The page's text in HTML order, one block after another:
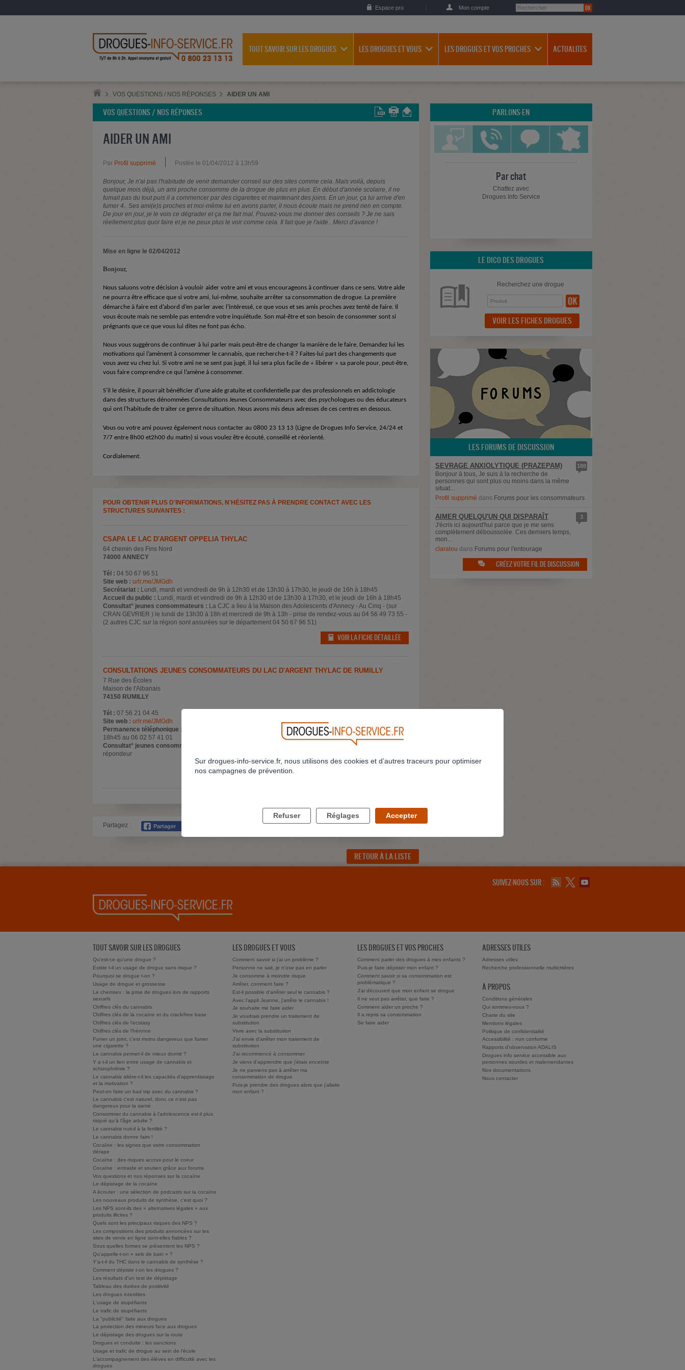
Espace pro Mon compte
TOUT SAVOIR SUR LES DROGUES LES DROGUES ET VOUS LES DROGUES ET VOS PROCHES ACTUALITES
VOS QUESTIONS / NOS RÉPONSES AIDER UN AMI
VOS QUESTIONS / NOS RÉPONSES
AIDER UN AMI
Par Profil supprimé Postée le 01/04/2012 à 13h59
Bonjour, Je n'ai pas l'habitude de venir demander conseil sur des sites comme cela. Mais voilà, depuis
quelque mois déjà, un ami proche consomme de la drogue de plus en plus. En début d'année scolaire, il ne
fumait pas du tout puis il a commencer par des cigarettes et maintenant des joins. En un jour, ça lui arrive d'en
fumer 4.. Ses ami(e)s proches et moi-même lui en avons parler, il nous écoute mais ne prend rien en compte.
De jour en jour, je le vois ce dégrader et ça me fait mal. Pouvez-vous me donner des conseils ? Je ne sais
réellement plus quoi faire et je ne peux plus le voir comme cela. Il fait que je l'aide.. Merci d'avance !
Mise en ligne le 02/04/2012
Bonjour,
Nous saluons votre décision à vouloir aider votre ami et vous encourageons à continuer dans ce sens. Votre aide
ne pourra être efficace que si votre ami, lui-même, souhaite arrêter sa consommation de drogue. La première
démarche à faire est d’abord d’en parler avec l’intéressé, ce que vous et ses amis proches avez tenté de faire. Il
vous écoute mais ne semble pas entendre votre inquiétude. Son mal-être et son besoin de consommer sont si
prégnants que ce que vous lui dites ne font pas écho.
Nous vous suggérons de continuer à lui parler mais peut-être de changer la manière de le faire. Demandez lui les
motivations qui l’amènent à consommer le cannabis, que recherche-t-il ? Faites-lui part des changements que
vous avez vu chez lui. Si votre ami ne se sent pas jugé, il lui sera plus facile de « libérer » sa parole pour, peut-être,
vous faire comprendre ce qui l’amène à consommer.
S’il le désire, il pourrait bénéficier d’une aide gratuite et confidentielle par des professionnels en addictologie
dans des structures dénommées Consultations Jeunes Consommateurs avec des psychologues ou des éducateurs
qui ont l'habitude de traiter ce genre de situation. Nous avons mis deux adresses de ces centres en dessous.
Vous ou votre ami pouvez également nous contacter au 0800 23 13 13 (Ligne de Drogues Info Service, 24/24 et
7/7 entre 8h00 et2h00 du matin) si vous voulez être écouté, conseillé et réorienté.
Cordialement.
POUR OBTENIR PLUS D'INFORMATIONS, N'HÉSITEZ PAS À PRENDRE CONTACT AVEC LES
STRUCTURES SUIVANTES :
CSAPA LE LAC D'ARGENT OPPELIA THYLAC
64 chemin des Fins Nord
74000 ANNECY
Tél : 04 50 67 96 51
Site web : urlr.me/JMGdh
Secrétariat : Lundi, mardi et vendredi de 9h à 12h30 et de 13h30 à 17h30, le jeudi de 16h à 18h45
Accueil du public : Lundi, mardi et vendredi de 9h à 12h30 et de 13h30 à 17h30, et le jeudi de 16h à 18h45
Consultat° jeunes consommateurs : La CJC a lieu à la Maison des Adolescents d'Annecy - Au Cinq - (sur
CRAN GEVRIER ) le lundi de 13h30 à 18h et mercredi de 9h à 13h - prise de rendez-vous au 04 56 49 73 55 -
(2 autres CJC sur la région sont assurées sur le département 04 50 67 96 51)
VOIR LA FICHE DÉTAILLÉE
CONSULTATIONS JEUNES CONSOMMATEURS DU LAC D'ARGENT THYLAC DE RUMILLY
7 Rue des Écoles
Maison de l'Albanais
74150 RUMILLY
Tél : 07 56 21 04 45
Site web : urlr.me/JMGdh
Permanence téléphonique :
Lundi, mardi et vendredi de 9h à 12h30 et de 13h30 à 17h30, le jeudi de 16h à
18h45 au 06 02 57 41 01
Consultat° jeunes consommateurs :
Le mardi de 10h à14h30 - Possibilité de laisser un message sur un
répondeur
Partagez :
RETOUR À LA LISTE
PARLONS-EN
Par chat
Chattez avec
Drogues Info Service
LE DICO DES DROGUES
Recherchez une drogue
VOIR LES FICHES DROGUES
LES FORUMS DE DISCUSSION
188
SEVRAGE ANXIOLYTIQUE (PRAZEPAM)
Bonjour à tous, Je suis à la recherche de
personnes qui sont plus ou moins dans la même
situat...
Profil supprimé dans Forums pour les consommateurs
3
AIMER QUELQU'UN QUI DISPARAÎT
J'écris ici aujourd'hui parce que je me sens
complètement déboussolée. Ces derniers temps,
mon...
claralou dans Forums pour l'entourage
 CRÉEZ VOTRE FIL DE DISCUSSION
SUIVEZ-NOUS SUR :
TOUT SAVOIR SUR LES DROGUES
Qu'est-ce qu'une drogue ?
Existe t-il un usage de drogue sans risque ?
Pourquoi se drogue t-on ?
Usage de drogue et grossesse
Le chemsex : la prise de drogues lors de rapports
sexuels
Chiffres clés du cannabis
Chiffres clés de la cocaïne et du crack/free base
Chiffres clés de l'ecstasy
Chiffres clés de l'héroïne
Fumer un joint, c’est moins dangereux que fumer
une cigarette ?
Le cannabis permet-il de mieux dormir ?
Y a t-il un lien entre usage de cannabis et
schizophrénie ?
Le cannabis altère-t-il les capacités d'apprentissage
et la motivation ?
Peut-on faire un bad trip avec du cannabis ?
Le cannabis c'est naturel, donc ce n'est pas
dangereux pour la santé
Consommer du cannabis à l’adolescence est-il plus
risqué qu’à l’âge adulte ?
Le cannabis nuit-il à la fertilité ?
Le cannabis donne faim !
Cocaïne : les signes que votre consommation
dérape
Cocaïne : des risques accrus pour le coeur
Cocaïne : entraide et soutien grâce aux forums
Vos questions et nos réponses sur la cocaïne
Le dépistage de la cocaïne
A écouter : une sélection de podcasts sur la cocaïne
Les nouveaux produits de synthèse, c’est quoi ?
Les NPS sont-ils des « alternatives légales » aux
produits illicites ?
Quels sont les principaux risques des NPS ?
Les compositions des produits annoncées sur les
sites de vente en ligne sont-elles fiables ?
Sous quelles formes se présentent les NPS ?
Qu’appelle-t-on « sels de bain » ?
Y’a-t-il du THC dans le cannabis de synthèse ?
Comment dépiste t-on les drogues ?
Les résultats d'un test de dépistage
Tableau des durées de positivité
Les drogues interdites
L'usage de stupéfiants
Le trafic de stupéfiants
La "publicité" faite aux drogues
La protection des mineurs face aux drogues
Le dépistage des drogues sur la route
Drogues et conduite : les sanctions
Usage et trafic de drogue au sein de l'école
L'accompagnement des élèves en difficulté avec les
drogues
LES DROGUES ET VOUS
Comment savoir si j'ai un problème ?
Personne ne sait, je n'ose pas en parler
Je consomme à moindre risque
Arrêter, comment faire ?
Est-il possible d'arrêter seul le cannabis ?
Avec l'appli Jeanne, j'arrête le cannabis !
Je souhaite me faire aider
Je voudrais prendre un traitement de
substitution
Vivre avec la substitution
J'ai envie d'arrêter mon traitement de
substitution
J'ai recommencé à consommer
Je viens d'apprendre que j'étais enceinte
Je ne parviens pas à arrêter ma
consommation de drogue
Puis-je prendre des drogues alors que j'allaite
mon enfant ?
LES DROGUES ET VOS PROCHES
Comment parler des drogues à mes enfants ?
Puis-je faire dépister mon enfant ?
Comment savoir si sa consommation est
problématique ?
J'ai découvert que mon enfant se drogue
Il ne veut pas arrêter, que faire ?
Comment aider un proche ?
Il a repris sa consommation
Se faire aider
ADRESSES UTILES
Adresses utiles
Recherche professionnelle multicritères
À PROPOS
Conditions générales
Qui sommes-nous ?
Charte du site
Mentions légales
Politique de confidentialité
Accessibilité : non conforme
Rapports d'observation ADALIS
Drogues info service accessible aux
personnes sourdes et malentendantes
Nos documentations
Nous contacter
Sur drogues-info-service.fr, nous utilisons des cookies et d’autres traceurs pour optimiser
nos campagnes de prévention.
Refuser Réglages Accepter